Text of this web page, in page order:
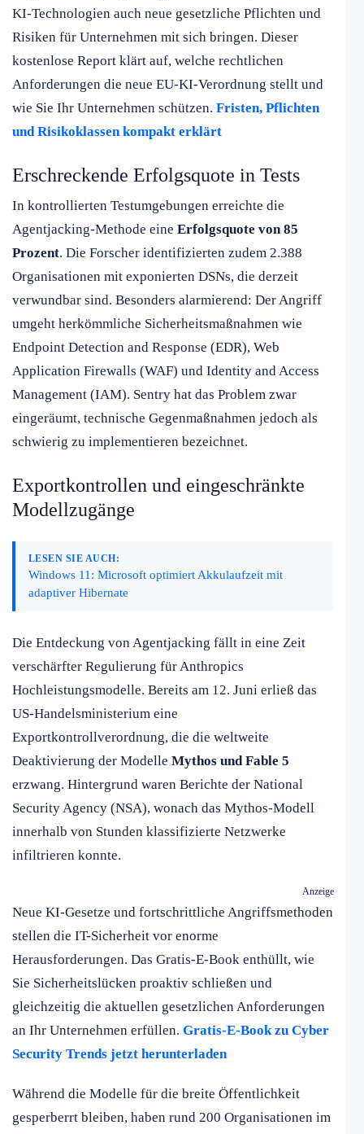
KI-Technologien auch neue gesetzliche Pflichten und
Risiken für Unternehmen mit sich bringen. Dieser
kostenlose Report klärt auf, welche rechtlichen
Anforderungen die neue EU-KI-Verordnung stellt und
wie Sie Ihr Unternehmen schützen. Fristen, Pflichten
und Risikoklassen kompakt erklärt
Erschreckende Erfolgsquote in Tests
In kontrollierten Testumgebungen erreichte die
Agentjacking-Methode eine Erfolgsquote von 85
Prozent. Die Forscher identifizierten zudem 2.388
Organisationen mit exponierten DSNs, die derzeit
verwundbar sind. Besonders alarmierend: Der Angriff
umgeht herkömmliche Sicherheitsmaßnahmen wie
Endpoint Detection and Response (EDR), Web
Application Firewalls (WAF) und Identity and Access
Management (IAM). Sentry hat das Problem zwar
eingeräumt, technische Gegenmaßnahmen jedoch als
schwierig zu implementieren bezeichnet.
Exportkontrollen und eingeschränkte
Modellzugänge
LESEN SIE AUCH:
Windows 11: Microsoft optimiert Akkulaufzeit mit
adaptiver Hibernate
Die Entdeckung von Agentjacking fällt in eine Zeit
verschärfter Regulierung für Anthropics
Hochleistungsmodelle. Bereits am 12. Juni erließ das
US-Handelsministerium eine
Exportkontrollverordnung, die die weltweite
Deaktivierung der Modelle Mythos und Fable 5
erzwang. Hintergrund waren Berichte der National
Security Agency (NSA), wonach das Mythos-Modell
innerhalb von Stunden klassifizierte Netzwerke
infiltrieren konnte.
Anzeige
Neue KI-Gesetze und fortschrittliche Angriffsmethoden
stellen die IT-Sicherheit vor enorme
Herausforderungen. Das Gratis-E-Book enthüllt, wie
Sie Sicherheitslücken proaktiv schließen und
gleichzeitig die aktuellen gesetzlichen Anforderungen
an Ihr Unternehmen erfüllen. Gratis-E-Book zu Cyber
Security Trends jetzt herunterladen
Während die Modelle für die breite Öffentlichkeit
gesperberrt bleiben, haben rund 200 Organisationen im